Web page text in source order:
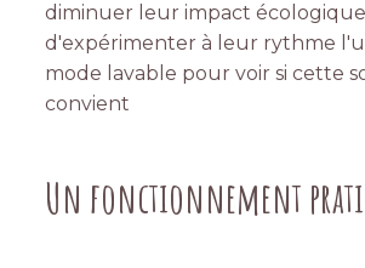
diminuer leur impact
d'expérimenter à leur rythme
mode lavable pour voir si cette
convient
Un fonctionnement